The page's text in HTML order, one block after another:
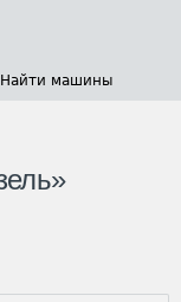
Найти машины